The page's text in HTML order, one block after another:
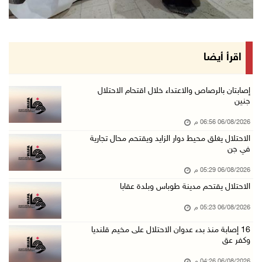
إرهاب المستوطنين يضرب في خربة الطوبا
الخليلي تبحث مع النائب العام تعزيز الشراكة في ...
وزير العدل يبحث مع السفير التركي تعزيز التعاو ...
06/آب/2026 02:37 م
سلطة النقد: ارتفاع نسبة الشمول المالي في فلسط ...
الاحتلال يسلّم إخطارات بهدم منازل ومنشآت في ج ...
اقرأ أيضا
إصابتان بالرصاص والاعتداء خلال اقتحام الاحتلال
جنين
06/08/2026 06:56 م
الاحتلال يغلق محيط دوار الزايد ويقتحم محال تجارية
في جن
06/08/2026 05:29 م
الاحتلال يقتحم مدينة طوباس وبلدة عقابا
06/08/2026 05:23 م
16 إصابة منذ بدء عدوان الاحتلال على مخيم قلنديا
وكفر عق